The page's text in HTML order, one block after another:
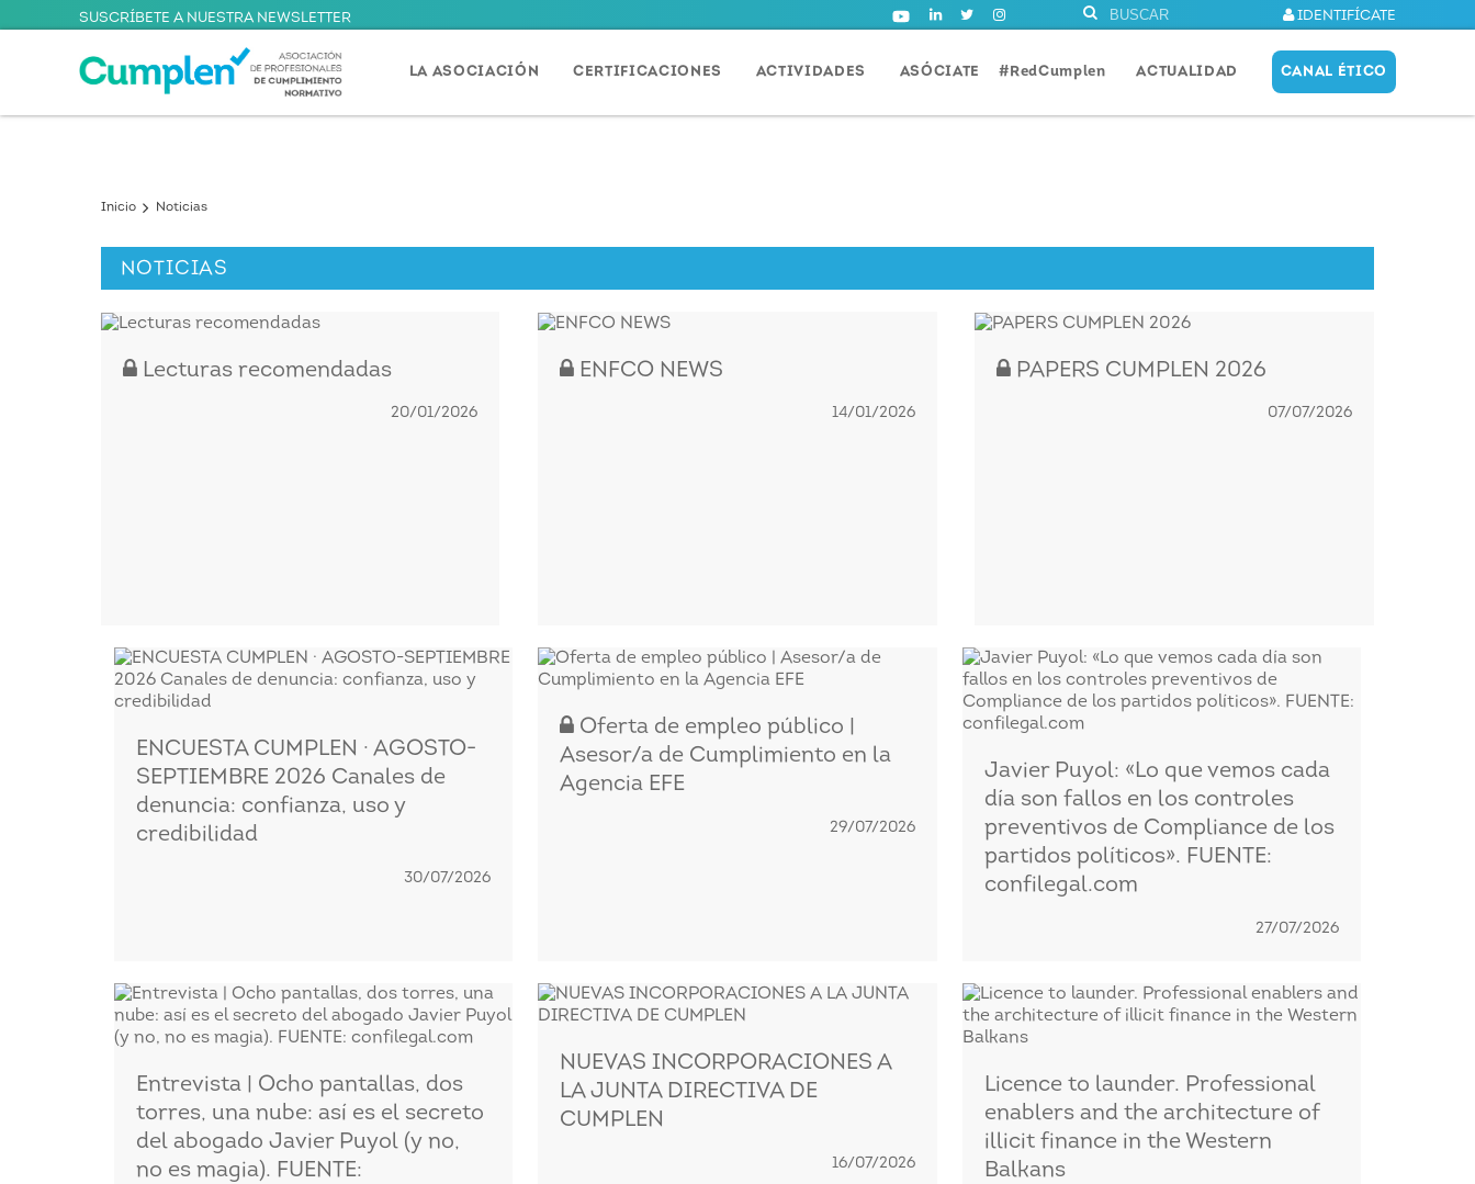
SUSCRÍBETE A NUESTRA NEWSLETTER IDENTIFÍCATE
LA ASOCIACIÓN CERTIFICACIONES ACTIVIDADES ASÓCIATE #RedCumplen ACTUALIDAD CANAL ÉTICO
Inicio Noticias
NOTICIAS
Lecturas recomendadas
20/01/2026
ENFCO NEWS
14/01/2026
PAPERS CUMPLEN 2026
07/07/2026
ENCUESTA CUMPLEN · AGOSTO-
SEPTIEMBRE 2026 Canales de
denuncia: confianza, uso y
credibilidad
30/07/2026
Oferta de empleo público |
Asesor/a de Cumplimiento en la
Agencia EFE
29/07/2026
Javier Puyol: «Lo que vemos cada
día son fallos en los controles
preventivos de Compliance de los
partidos políticos». FUENTE:
confilegal.com
27/07/2026
Entrevista | Ocho pantallas, dos
torres, una nube: así es el secreto
del abogado Javier Puyol (y no,
no es magia). FUENTE:
NUEVAS INCORPORACIONES A
LA JUNTA DIRECTIVA DE
CUMPLEN
16/07/2026
Licence to launder. Professional
enablers and the architecture of
illicit finance in the Western
Balkans